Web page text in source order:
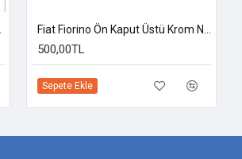
500,00TL
Sepete Ekle